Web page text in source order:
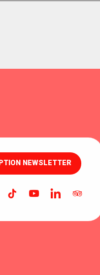
NEWSLETTER